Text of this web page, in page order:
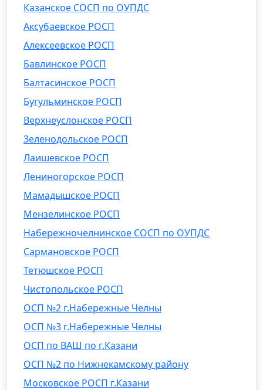
Казанское СОСП по ОУПДС
Аксубаевское РОСП
Алексеевское РОСП
Бавлинское РОСП
Балтасинское РОСП
Бугульминское РОСП
Верхнеуслонское РОСП
Зеленодольское РОСП
Лаишевское РОСП
Лениногорское РОСП
Мамадышское РОСП
Мензелинское РОСП
Набережночелнинское СОСП по ОУПДС
Сармановское РОСП
Тетюшское РОСП
Чистопольское РОСП
ОСП №2 г.Набережные Челны
ОСП №3 г.Набережные Челны
ОСП по ВАШ по г.Казани
ОСП №2 по Нижнекамскому району
Московское РОСП г.Казани